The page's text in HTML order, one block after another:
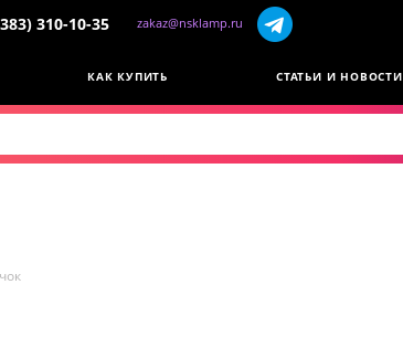
310-10-35 zakaz@nsklamp.ru
КАК КУПИТЬ СТАТЬИ И НОВОСТИ